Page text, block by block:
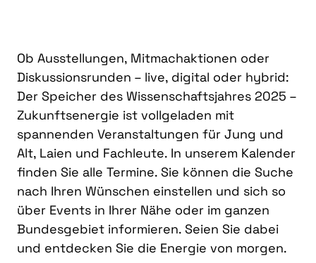
Ob Ausstellungen, Mitmachaktionen oder
Diskussionsrunden – live, digital oder hybrid:
Der Speicher des Wissenschaftsjahres 2025 –
Zukunftsenergie ist vollgeladen mit
spannenden Veranstaltungen für Jung und
Alt, Laien und Fachleute. In unserem Kalender
finden Sie alle Termine. Sie können die Suche
nach Ihren Wünschen einstellen und sich so
über Events in Ihrer Nähe oder im ganzen
Bundesgebiet informieren. Seien Sie dabei
und entdecken Sie die Energie von morgen.